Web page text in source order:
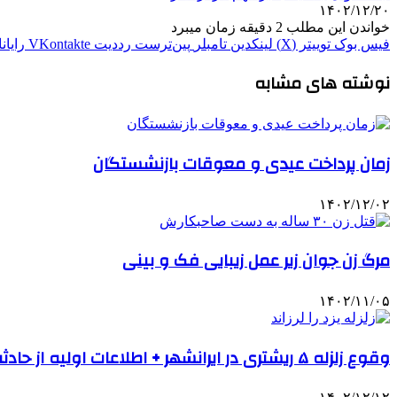
۱۴۰۲/۱۲/۲۰
خواندن این مطلب 2 دقیقه زمان میبرد
فیس بوک توییتر (X) لینکدین ‫تامبلر ‫پین‌ترست ‫رددیت ‫VKontakte
نوشته های مشابه
زمان پرداخت عیدی و معوقات بازنشستگان
۱۴۰۲/۱۲/۰۲
مرگ زن جوان زیر عمل زیبایی فک و بینی
۱۴۰۲/۱۱/۰۵
وقوع زلزله ۵ ریشتری در ایرانشهر + اطلاعات اولیه از حادثه